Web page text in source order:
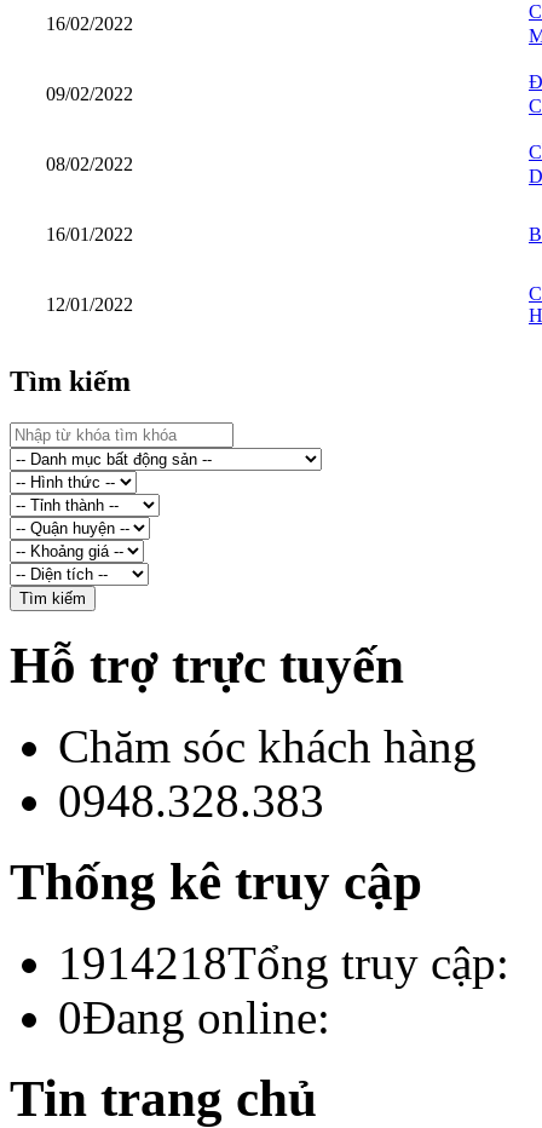
16/02/2022
09/02/2022
08/02/2022
16/01/2022
12/01/2022
Tìm kiếm
Hỗ trợ trực tuyến
Chăm sóc khách hàng
0948.328.383
Thống kê truy cập
1914218Tổng truy cập:
0Đang online:
Tin trang chủ